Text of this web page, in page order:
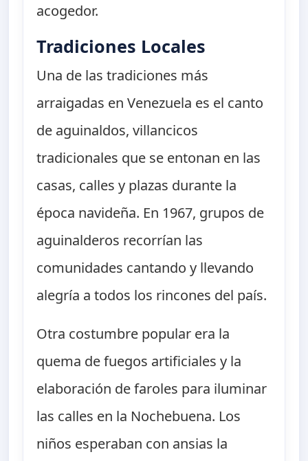
acogedor.
Tradiciones Locales
Una de las tradiciones más
arraigadas en Venezuela es el canto
de aguinaldos, villancicos
tradicionales que se entonan en las
casas, calles y plazas durante la
época navideña. En 1967, grupos de
aguinalderos recorrían las
comunidades cantando y llevando
alegría a todos los rincones del país.
Otra costumbre popular era la
quema de fuegos artificiales y la
elaboración de faroles para iluminar
las calles en la Nochebuena. Los
niños esperaban con ansias la